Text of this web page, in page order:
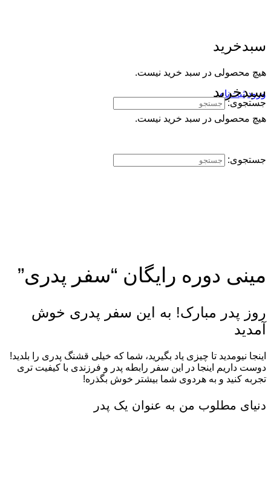
سبدخرید
هیچ محصولی در سبد خرید نیست.
ورود ثبت‌نام
سبدخرید
هیچ محصولی در سبد خرید نیست.
جستجوی:
جستجوی:
مینی دوره رایگان “سفر پدری”
روز پدر مبارک! به این سفر پدری خوش
آمدید
اینجا نیومدید تا چیزی یاد بگیرید، شما که خیلی قشنگ پدری را بلدید!
دوست داریم اینجا در این سفر رابطه پدر و فرزندی با کیفیت تری
تجربه کنید و به هردوی شما بیشتر خوش بگذره!
دنیای مطلوب من به عنوان یک پدر